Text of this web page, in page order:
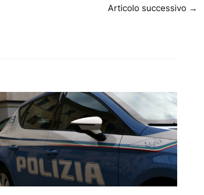
Articolo successivo →